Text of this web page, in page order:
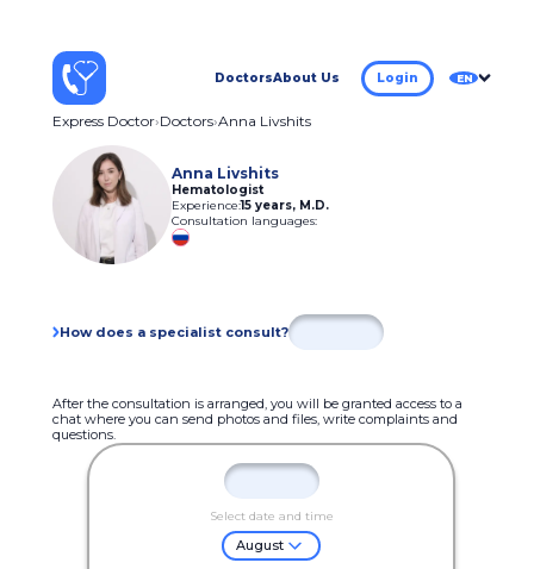
DoctorsAbout Us Login EN
Express Doctor Doctors Anna Livshits
Anna Livshits
Hematologist
Experience:15 years, M.D.
Consultation languages:
How does a specialist consult?
After the consultation is arranged, you will be granted access to a
chat where you can send photos and files, write complaints and
questions.
Select date and time
August